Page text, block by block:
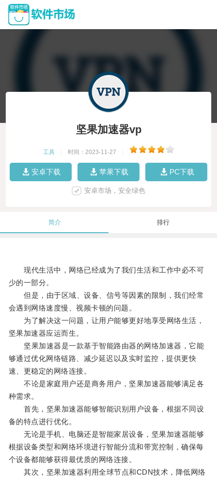
坚果加速器vp
工具 时间：2023-11-27
安卓下载 苹果下载 PC下载
安卓市场，安全绿色
简介 排行
现代生活中，网络已经成为了我们生活和工作中必不可
少的一部分。
但是，由于区域、设备、信号等因素的限制，我们经常
会遇到网络速度慢、视频卡顿的问题。
为了解决这一问题，让用户能够更好地享受网络生活，
坚果加速器应运而生。
坚果加速器是一款基于智能路由器的网络加速器，它能
够通过优化网络链路、减少延迟以及实时监控，提供更快
速、更稳定的网络连接。
不论是家庭用户还是商务用户，坚果加速器能够满足各
种需求。
首先，坚果加速器能够智能识别用户设备，根据不同设
备的特点进行优化。
无论是手机、电脑还是智能家居设备，坚果加速器能够
根据设备类型和网络环境进行智能分流和带宽控制，确保每
个设备都能够获得最优质的网络连接。
其次，坚果加速器利用全球节点和CDN技术，降低网络